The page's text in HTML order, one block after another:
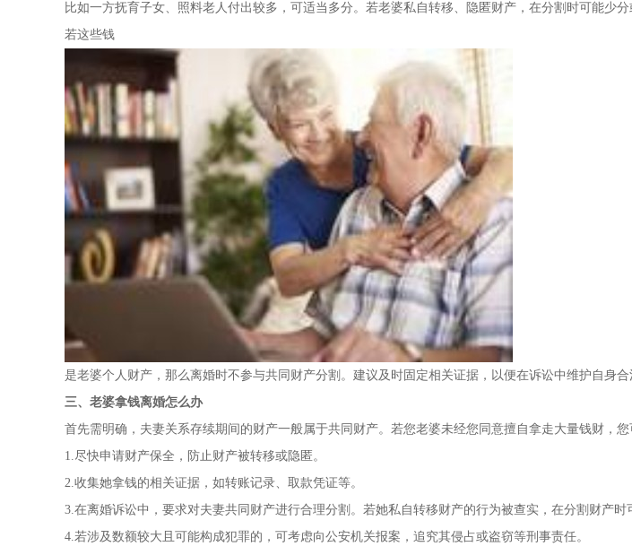
比如一方抚育子女、照料老人付出较多，可适当多分。若老婆私自转移、隐匿财产，在分割时可能少分
若这些钱
是老婆个人财产，那么离婚时不参与共同财产分割。建议及时固定相关证据，以便在诉讼中维护自身
三、老婆拿钱离婚怎么办
首先需明确，夫妻关系存续期间的财产一般属于共同财产。若您老婆未经您同意擅自拿走大量钱财，您
1.尽快申请财产保全，防止财产被转移或隐匿。
2.收集她拿钱的相关证据，如转账记录、取款凭证等。
3.在离婚诉讼中，要求对夫妻共同财产进行合理分割。若她私自转移财产的行为被查实，在分割财产时
4.若涉及数额较大且可能构成犯罪的，可考虑向公安机关报案，追究其侵占或盗窃等刑事责任。